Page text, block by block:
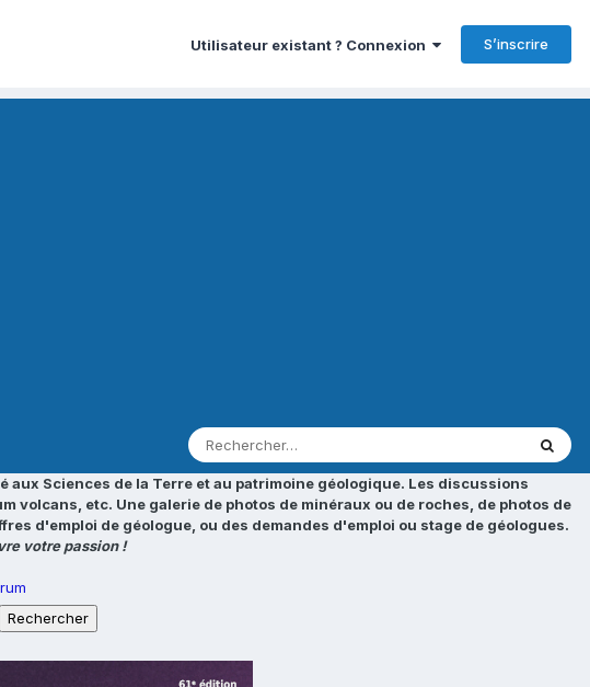
Utilisateur existant ? Connexion S’inscrire
Sciences de la Terre et au patrimoine géologique. Les discussions
etc. Une galerie de photos de minéraux ou de roches, de photos de
d'emploi de géologue, ou des demandes d'emploi ou stage de géologues.
votre passion !